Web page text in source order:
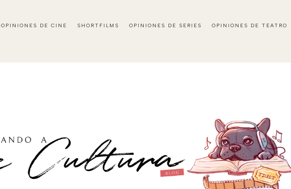
OPINIONES DE CINE SHORTFILMS OPINIONES DE SERIES OPINIONES DE TEATRO